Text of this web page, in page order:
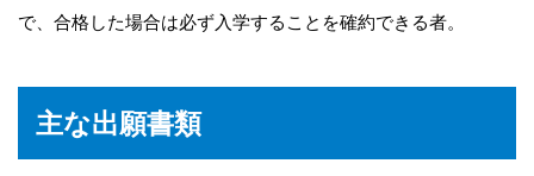
で、合格した場合は必ず入学することを確約できる者。
主な出願書類